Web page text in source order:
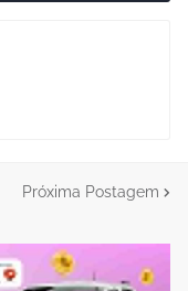
Próxima Postagem